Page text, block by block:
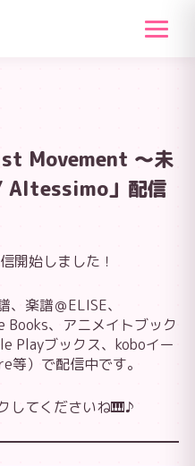
Movement ～未
Altessimo」配信
開始しました！
、楽譜＠ELISE、
Books、アニメイトブック
Playブックス、koboイー
等）で配信中です。
してくださいね🎹♪